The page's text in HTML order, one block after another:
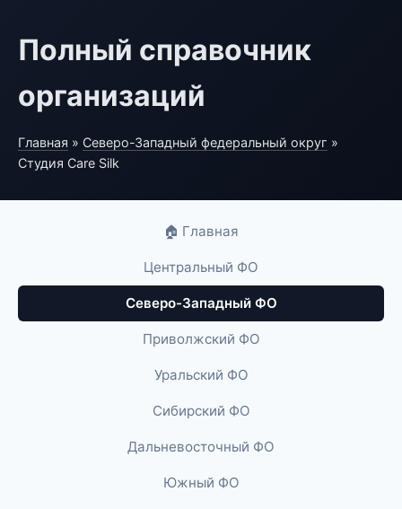
Полный справочник
организаций
Главная » Северо-Западный федеральный округ »
Студия Care Silk
🏠 Главная
Центральный ФО
Северо-Западный ФО
Приволжский ФО
Уральский ФО
Сибирский ФО
Дальневосточный ФО
Южный ФО